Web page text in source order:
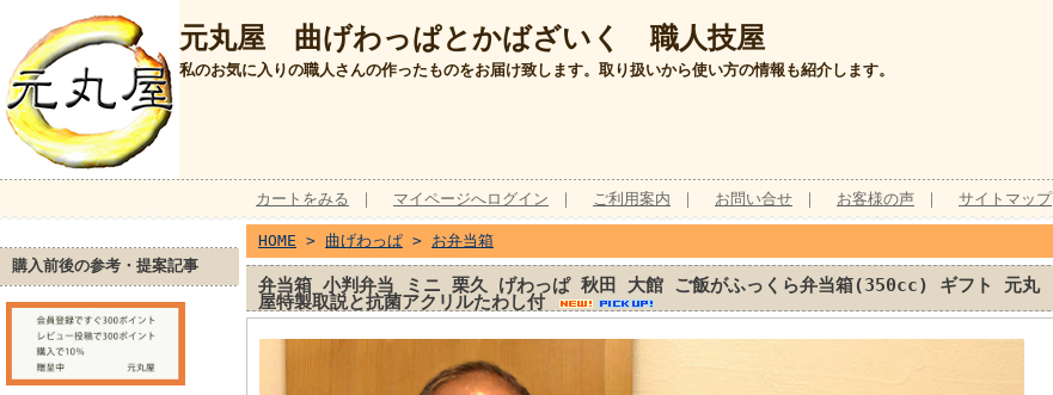
元丸屋 曲げわっぱとかばざいく 職人技屋
私のお気に入りの職人さんの作ったものをお届け致します。取り扱いから使い方の情報も紹介します。
カートをみる ｜ マイページへログイン ｜ ご利用案内 ｜ お問い合せ ｜ お客様の声 ｜ サイトマップ
購入前後の参考・提案記事
HOME > 曲げわっぱ > お弁当箱
弁当箱 小判弁当 ミニ 栗久 げわっぱ 秋田 大館 ご飯がふっくら弁当箱(350cc) ギフト 元丸
屋特製取説と抗菌アクリルたわし付